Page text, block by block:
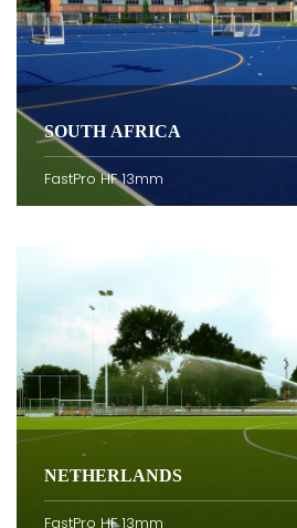
SOUTH AFRICA
FastPro HF 13mm
NETHERLANDS
FastPro HF 13mm